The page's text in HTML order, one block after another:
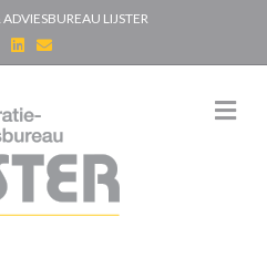
LIJSTER
n
d
i
n
E
m
a
M
e